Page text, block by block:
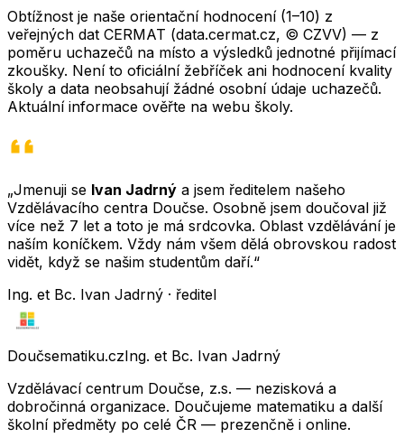
Obtížnost je naše orientační hodnocení (1–10) z
veřejných dat CERMAT (data.cermat.cz, © CZVV) — z
poměru uchazečů na místo a výsledků jednotné přijímací
zkoušky. Není to oficiální žebříček ani hodnocení kvality
školy a data neobsahují žádné osobní údaje uchazečů.
Aktuální informace ověřte na webu školy.
„Jmenuji se Ivan Jadrný a jsem ředitelem našeho
Vzdělávacího centra Doučse. Osobně jsem doučoval již
více než 7 let a toto je má srdcovka. Oblast vzdělávání je
naším koníčkem. Vždy nám všem dělá obrovskou radost
vidět, když se našim studentům daří.“
Ing. et Bc. Ivan Jadrný · ředitel
Doučsematiku.czIng. et Bc. Ivan Jadrný
Vzdělávací centrum Doučse, z.s. — nezisková a
dobročinná organizace. Doučujeme matematiku a další
školní předměty po celé ČR — prezenčně i online.